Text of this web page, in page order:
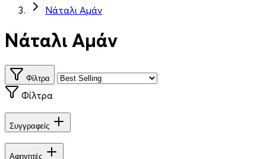
Νάταλι Αμάν
Νάταλι Αμάν
Φίλτρα
Φίλτρα
Συγγραφείς
Αφηγητές